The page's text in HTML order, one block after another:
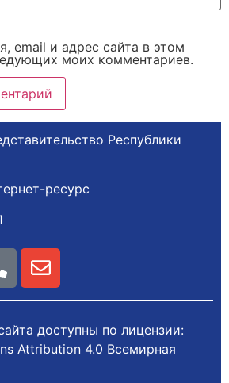
email и адрес сайта в этом
моих комментариев.
Республики
ресурс
доступны по лицензии:
Attribution 4.0 Всемирная